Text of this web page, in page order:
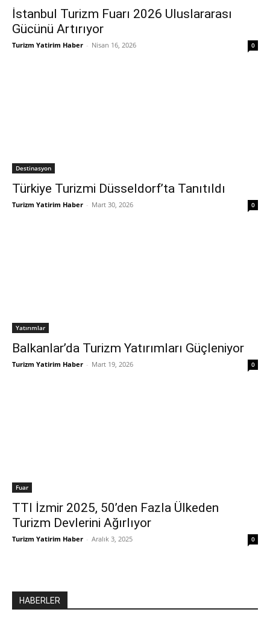
İstanbul Turizm Fuarı 2026 Uluslararası
Gücünü Artırıyor
Turizm Yatirim Haber - Nisan 16, 2026 0
Destinasyon
Türkiye Turizmi Düsseldorf’ta Tanıtıldı
Turizm Yatirim Haber - Mart 30, 2026 0
Yatırımlar
Balkanlar’da Turizm Yatırımları Güçleniyor
Turizm Yatirim Haber - Mart 19, 2026 0
Fuar
TTI İzmir 2025, 50’den Fazla Ülkeden
Turizm Devlerini Ağırlıyor
Turizm Yatirim Haber - Aralık 3, 2025 0
HABERLER